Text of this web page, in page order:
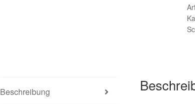
Beschreibung